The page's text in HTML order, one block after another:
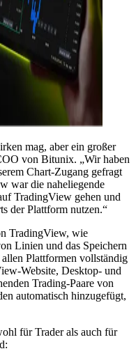
mag, aber ein großer
von Bitunix. „Wir haben
Chart-Zugang gefragt
war die naheliegende
TradingView gehen und
der Plattform nutzen.“
TradingView, wie
Linien und das Speichern
Plattformen vollständig
Website, Desktop- und
Trading-Paare von
automatisch hinzugefügt,
für Trader als auch für